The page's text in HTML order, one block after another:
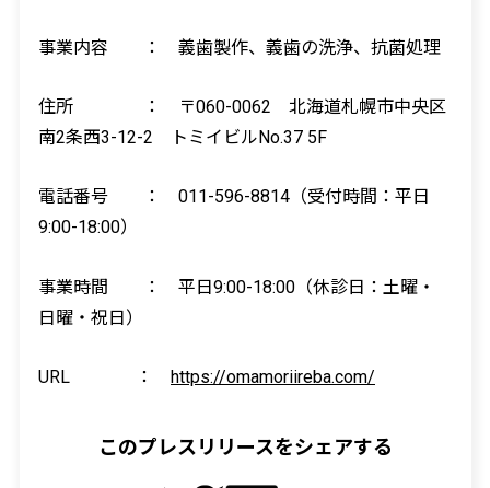
事業内容 ： 義歯製作、義歯の洗浄、抗菌処理
住所 ： 〒060-0062 北海道札幌市中央区
南2条西3-12-2 トミイビルNo.37 5F
電話番号 ： 011-596-8814 （受付時間：平日
9:00-18:00）
事業時間 ： 平日9:00-18:00 （休診日：土曜・
日曜・祝日）
URL ： https://omamoriireba.com/
このプレスリリースをシェアする